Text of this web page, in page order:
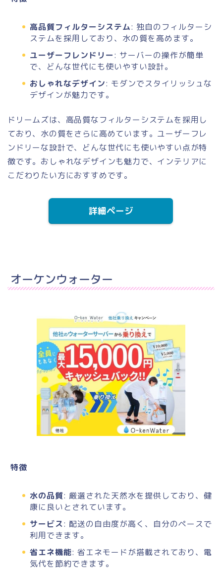
高品質フィルターシステム: 独自のフィルターシ
ステムを採用しており、水の質を高めます。
ユーザーフレンドリー: サーバーの操作が簡単
で、どんな世代にも使いやすい設計。
おしゃれなデザイン: モダンでスタイリッシュな
デザインが魅力です。
ドリームズは、高品質なフィルターシステムを採用し
ており、水の質をさらに高めています。ユーザーフレ
ンドリーな設計で、どんな世代にも使いやすい点が特
徴です。おしゃれなデザインも魅力で、インテリアに
こだわりたい方におすすめです。
詳細ページ
オーケンウォーター
特徴
水の品質: 厳選された天然水を提供しており、健
康に良いとされています。
サービス: 配送の自由度が高く、自分のペースで
利用できます。
省エネ機能: 省エネモードが搭載されており、電
気代を節約できます。